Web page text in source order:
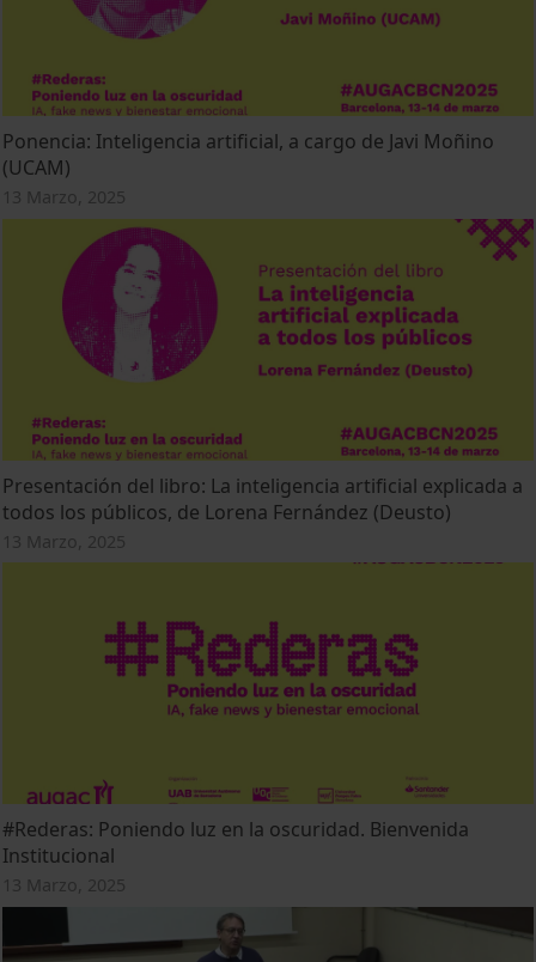
Ponencia: Inteligencia artificial, a cargo de Javi Moñino
(UCAM)
13 Marzo, 2025
Presentación del libro: La inteligencia artificial explicada a
todos los públicos, de Lorena Fernández (Deusto)
13 Marzo, 2025
#Rederas: Poniendo luz en la oscuridad. Bienvenida
Institucional
13 Marzo, 2025